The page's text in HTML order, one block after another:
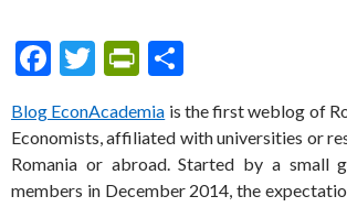
F
e
b
T
itt
er
Pr
tF
ri
ar
e
Blog EconAcademia is the first weblog of
Economists, affiliated with universities or
Romania or abroad. Started by a small
members in December 2014, the